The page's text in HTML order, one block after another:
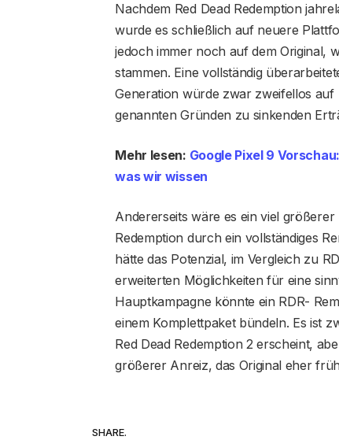
Nachdem Red Dead Redemption
wurde es schließlich auf neuere
jedoch immer noch auf dem Original,
stammen. Eine vollständig
Generation würde zwar zweifellos
genannten Gründen zu sinkenden
Mehr lesen: Google Pixel 9
was wir wissen
Andererseits wäre es ein viel
Redemption durch ein vollständiges
hätte das Potenzial, im Vergleich zu
erweiterten Möglichkeiten für eine
Hauptkampagne könnte ein RDR-
einem Komplettpaket bündeln. Es ist
Red Dead Redemption 2 erscheint,
größerer Anreiz, das Original eher
SHARE.